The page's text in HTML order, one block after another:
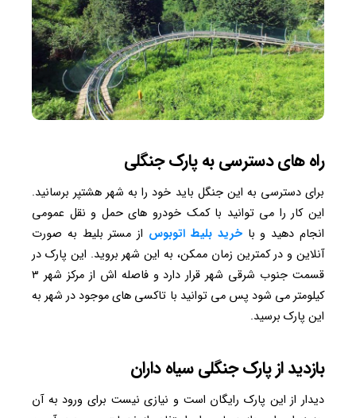
راه های دسترسی به پارک جنگلی
برای دسترسی به این جنگل باید خود را به شهر هشتپر برسانید.
این کار را می توانید با کمک خودرو های حمل و نقل عمومی
انجام دهید و باخرید بلیط اتوبوس از مستر بلیط به صورت
آنلاین و در کمترین زمان ممکن، به این شهر بروید. این پارک در
قسمت جنوب شرقی شهر قرار دارد و فاصله اش از مرکز شهر ۳
کیلومتر می شود پس می توانید با تاکسی های موجود در شهر به
این پارک برسید.
بازدید از پارک جنگلی سیاه داران
دیدار از این پارک رایگان است و نیازی نیست برای ورود به آن